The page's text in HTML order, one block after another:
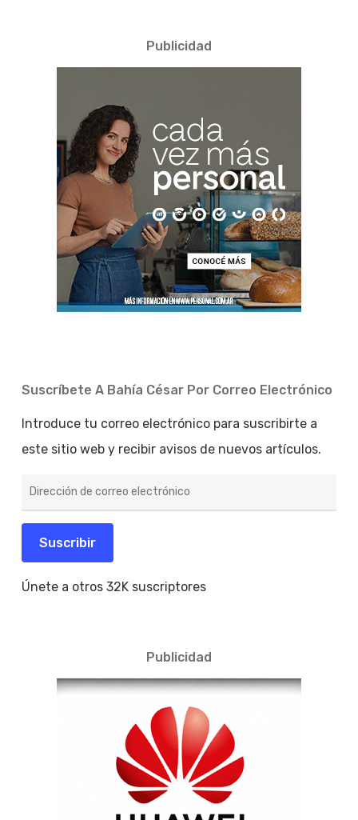
Publicidad
Suscríbete A Bahía César Por Correo Electrónico
Introduce tu correo electrónico para suscribirte a
este sitio web y recibir avisos de nuevos artículos.
de
electrónico
Suscribir
Únete a otros 32K suscriptores
Publicidad